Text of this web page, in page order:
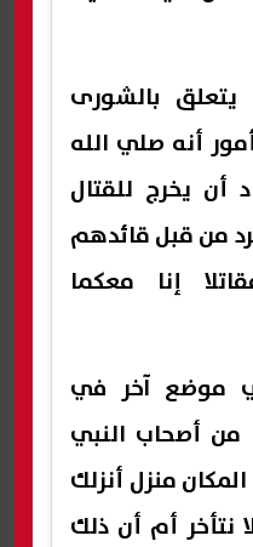
يتعلق بالشورى
أنه صلي الله
أن يخرج للقتال
من قبل قائدهم
إنا معكما
موضع آخر في
من أصحاب النبي
منزل أنزلك
نتأخر أم أن ذلك